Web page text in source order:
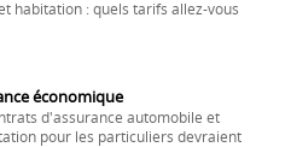
habitation : quels tarifs allez-vous
économique
d'assurance automobile et
pour les particuliers devraient